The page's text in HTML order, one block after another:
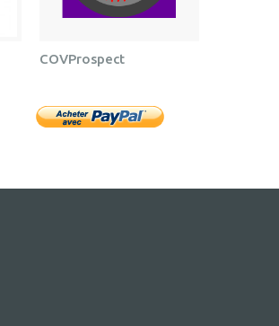
COVProspect